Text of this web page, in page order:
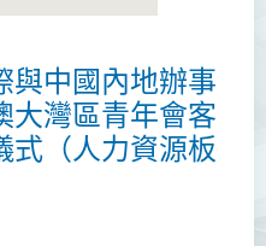
與中國內地辦事
大灣區青年會客
式（人力資源板
際與中國内地事務處
務拓展